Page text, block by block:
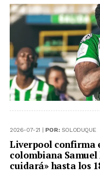
2026-07-21 | POR: SOLODUQUE
Liverpool confirma
colombiana
cuidará» hasta los